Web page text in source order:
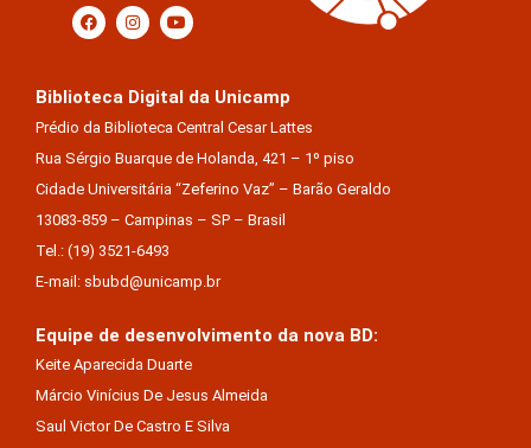
Biblioteca Digital da Unicamp
Prédio da Biblioteca Central Cesar Lattes
Rua Sérgio Buarque de Holanda, 421 – 1º piso
Cidade Universitária “Zeferino Vaz” – Barão Geraldo
13083-859 – Campinas – SP – Brasil
Tel.: (19) 3521-6493
E-mail: sbubd@unicamp.br
Equipe de desenvolvimento da nova BD:
Keite Aparecida Duarte
Márcio Vinícius De Jesus Almeida
Saul Victor De Castro E Silva